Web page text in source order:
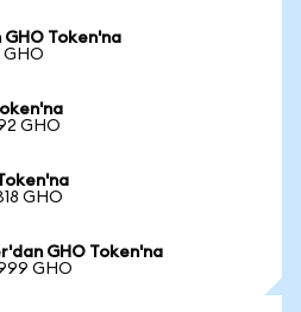
Token'na
GHO
GHO
GHO
GHO Token'na
GHO